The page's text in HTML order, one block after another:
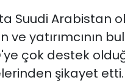
Suudi Arabistan
ve yatırımcının
çok destek
şikayet etti.